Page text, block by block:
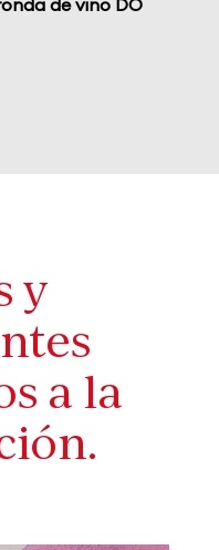
de vino DO
y
a la